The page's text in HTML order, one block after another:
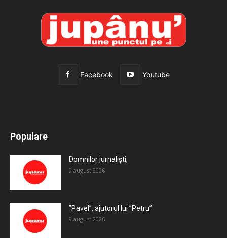
Facebook Youtube
Populare
Domnilor jurnaliști,
9 august 2026
”Pavel”, ajutorul lui ”Petru”
9 august 2026